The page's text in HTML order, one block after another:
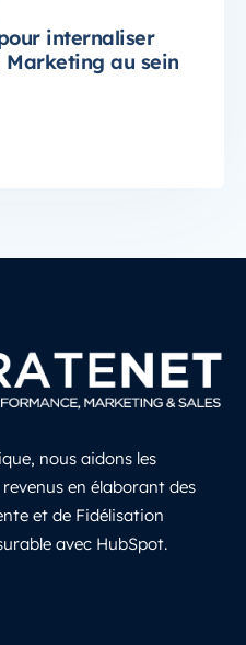
internaliser
au sein
nous aidons les
en élaborant des
et de Fidélisation
avec HubSpot.